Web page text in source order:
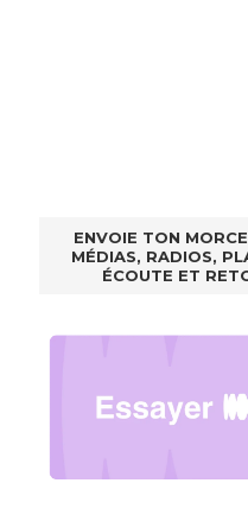
ENVOIE TON
MÉDIAS, RADIOS,
ÉCOUTE ET